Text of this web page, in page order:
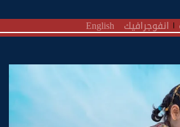
انفوجرافيك English